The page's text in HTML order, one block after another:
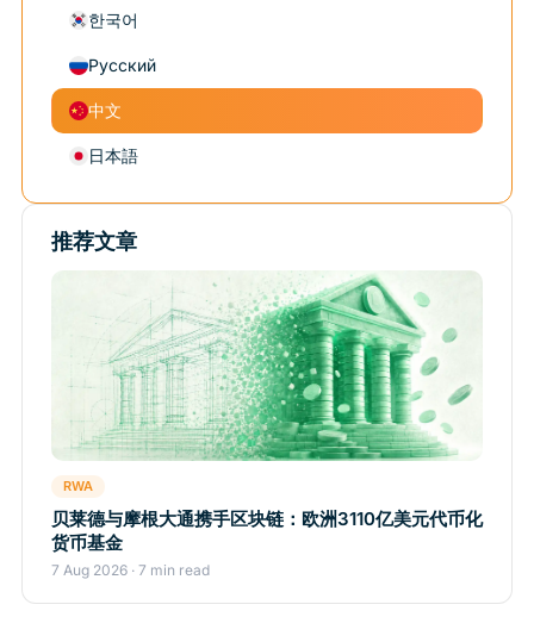
한국어
Русский
中文
日本語
推荐文章
RWA
贝莱德与摩根大通携手区块链：欧洲3110亿美元代币化
货币基金
7 Aug 2026 · 7 min read